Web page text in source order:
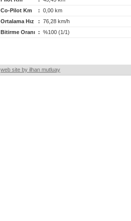
Co-Pilot Km
: 0,00 km
Ortalama Hız
: 76,28 km/h
Bitirme Oranı : %100 (1/1)
web site by ilhan mutluay